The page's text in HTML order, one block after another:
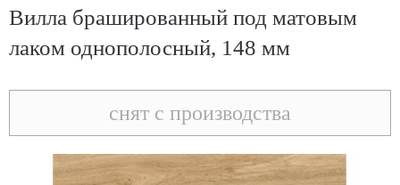
Вилла брашированный под матовым
лаком однополосный, 148 мм
снят с производства